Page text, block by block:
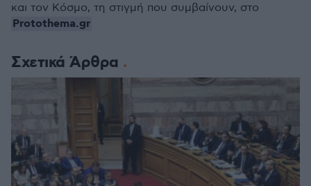
Σχετικά Άρθρα
και τον Κόσμο, τη στιγμή που συμβαίνουν, στο
Protothema.gr